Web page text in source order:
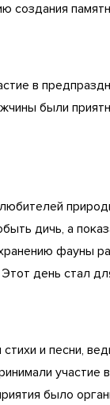
создания
в
были
дичь, а
фауны
день стал
и песни,
участие
было